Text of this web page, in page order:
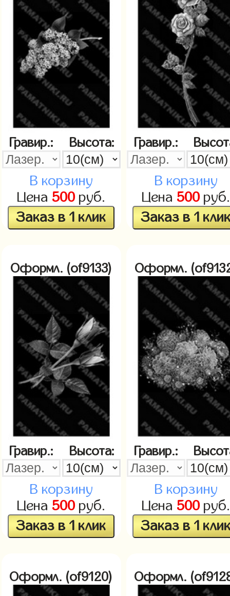
Гравир.: Высота:
В корзину
Цена 500руб.
Заказ в 1 клик
Гравир.:
В корзину
Цена 500руб.
Заказ в 1
Оформл. (of9133)
Гравир.: Высота:
В корзину
Цена 500руб.
Заказ в 1 клик
Оформл.
Гравир.:
В корзину
Цена 500руб.
Заказ в 1
Оформл. (of9120) Оформл.